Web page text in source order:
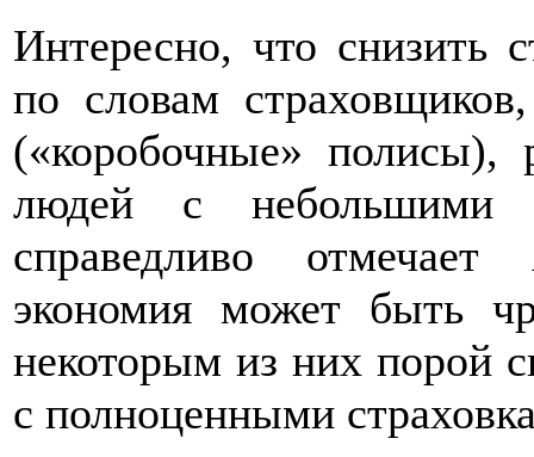
Интересно, что снизить
по словам
(«коробочные» полисы),
людей с небольшими
справедливо
экономия может быть
некоторым из них порой
с полноценными